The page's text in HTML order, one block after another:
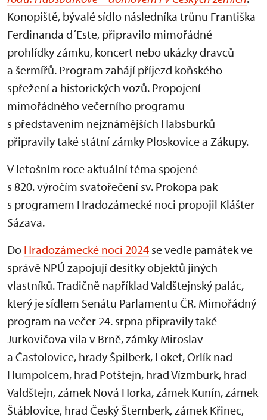
Konopiště, bývalé sídlo následníka trůnu Františka
Ferdinanda d´Este, připravilo mimořádné
prohlídky zámku, koncert nebo ukázky dravců
a šermířů. Program zahájí příjezd koňského
spřežení a historických vozů. Propojení
mimořádného večerního programu
s představením nejznámějších Habsburků
připravily také státní zámky Ploskovice a Zákupy.
V letošním roce aktuální téma spojené
s 820. výročím svatořečení sv. Prokopa pak
s programem Hradozámecké noci propojil Klášter
Sázava.
Do Hradozámecké noci 2024 se vedle památek ve
správě NPÚ zapojují desítky objektů jiných
vlastníků. Tradičně například Valdštejnský palác,
který je sídlem Senátu Parlamentu ČR. Mimořádný
program na večer 24. srpna připravily také
Jurkovičova vila v Brně, zámky Miroslav
a Častolovice, hrady Špilberk, Loket, Orlík nad
Humpolcem, hrad Potštejn, hrad Vízmburk, hrad
Valdštejn, zámek Nová Horka, zámek Kunín, zámek
Štáblovice, hrad Český Šternberk, zámek Křinec,